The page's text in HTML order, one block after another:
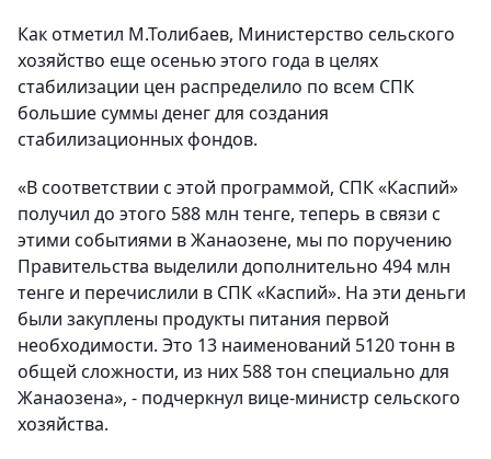
Как отметил М.Толибаев, Министерство сельского
хозяйство еще осенью этого года в целях
стабилизации цен распределило по всем СПК
большие суммы денег для создания
стабилизационных фондов.
«В соответствии с этой программой, СПК «Каспий»
получил до этого 588 млн тенге, теперь в связи с
этими событиями в Жанаозене, мы по поручению
Правительства выделили дополнительно 494 млн
тенге и перечислили в СПК «Каспий». На эти деньги
были закуплены продукты питания первой
необходимости. Это 13 наименований 5120 тонн в
общей сложности, из них 588 тон специально для
Жанаозена», - подчеркнул вице-министр сельского
хозяйства.